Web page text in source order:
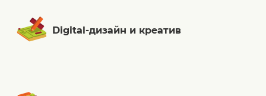
Digital-дизайн и креатив